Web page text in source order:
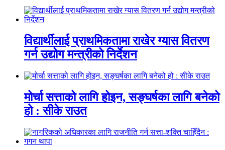
विद्यार्थीलाई प्राथमिकतामा राखेर ग्यास वितरण
गर्न उद्योग मन्त्रीको निर्देशन
मोर्चा सत्ताको लागि होइन, सङ्घर्षका लागि बनेको
हो : सीके राउत